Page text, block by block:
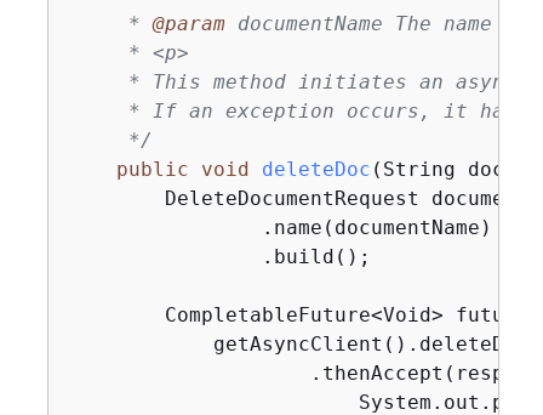
     *
@param documentName The name
     * <p>
* This method initiates an
* If an exception occurs, it
     */
public
void deleteDoc (String
DeleteDocumentRequest
                .name(documentName)
                .build();
CompletableFuture<Void>